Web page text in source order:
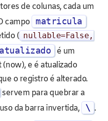
de colunas, cada um
campo
matricula
( nullable=False,
atualizado
é um
e é atualizado
o registro é alterado.
servem para quebrar a
da barra invertida,
\ .